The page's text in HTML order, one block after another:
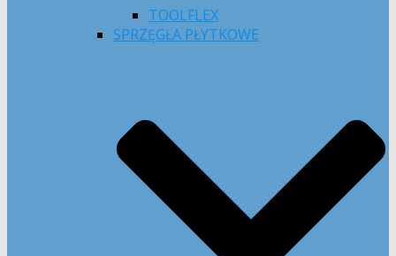
TOOLFLEX
SPRZĘGŁA PŁYTKOWE